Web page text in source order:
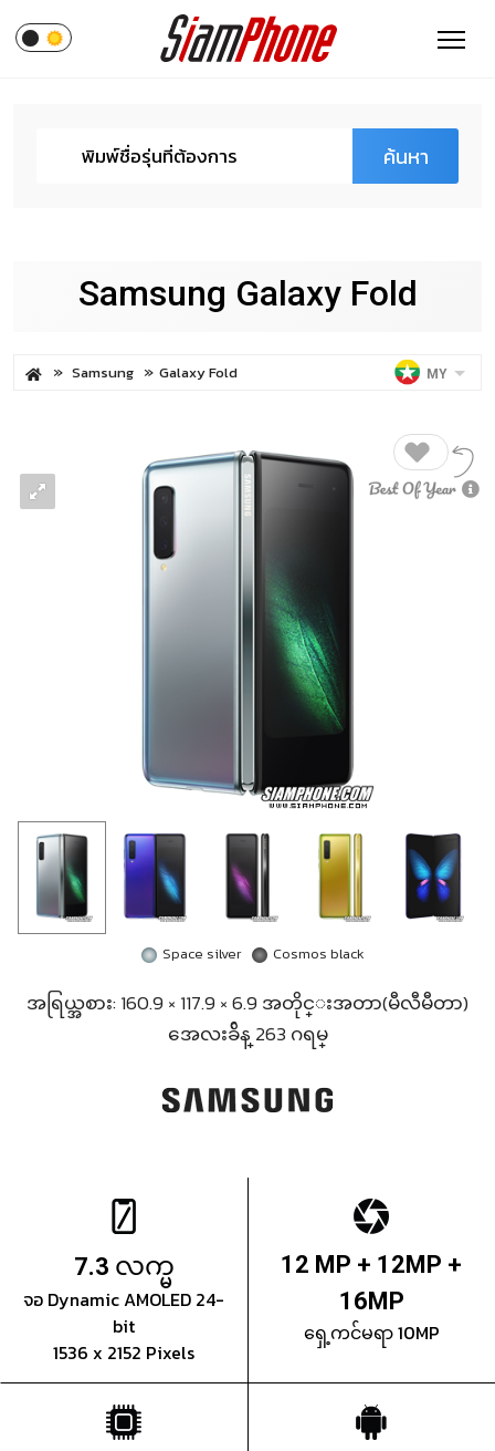
ค้นหา
Samsung Galaxy Fold
Samsung Galaxy Fold MY
Space silver Cosmos black
အရြယ္အစား: 160.9 × 117.9 × 6.9 အတိုင္းအတာ(မီလီမီတာ)
အေလးခ်ိန္ 263 ဂရမ္
7.3 လက္မ
จอ Dynamic AMOLED 24-
bit
1536 x 2152 Pixels
12 MP + 12MP +
16MP
ရှေ့ကင်မရာ 10MP